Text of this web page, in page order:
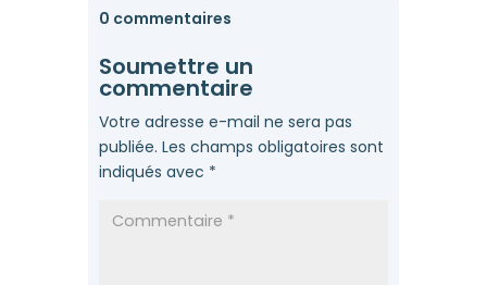
0 commentaires
Soumettre un
commentaire
Votre adresse e-mail ne sera pas
publiée. Les champs obligatoires sont
indiqués avec *